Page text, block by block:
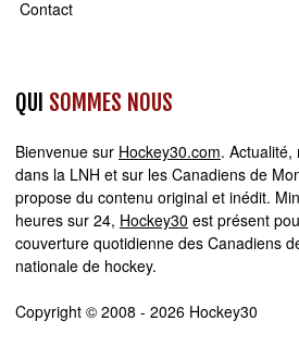
Contact
QUI SOMMES NOUS
Bienvenue sur Hockey30.com.
dans la LNH et sur les Canadiens de
propose du contenu original et inédit.
heures sur 24, Hockey30 est présent
couverture quotidienne des Canadiens
nationale de hockey.
Copyright © 2008 - 2026 Hockey30